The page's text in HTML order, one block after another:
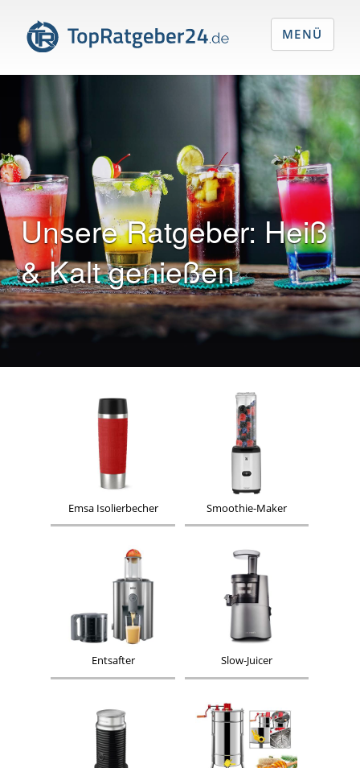
Unsere Ratgeber: Heiß
& Kalt genießen
Emsa Isolierbecher Smoothie-Maker
Entsafter Slow-Juicer
MENÜ